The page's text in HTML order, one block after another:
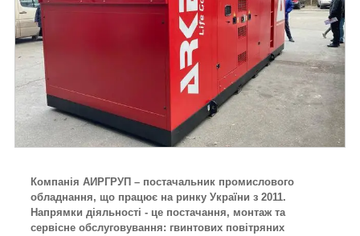
Компанія АИРГРУП – постачальник промислового
обладнання, що працює на ринку України з 2011.
Напрямки діяльності - це постачання, монтаж та
сервісне обслуговування: гвинтових повітряних